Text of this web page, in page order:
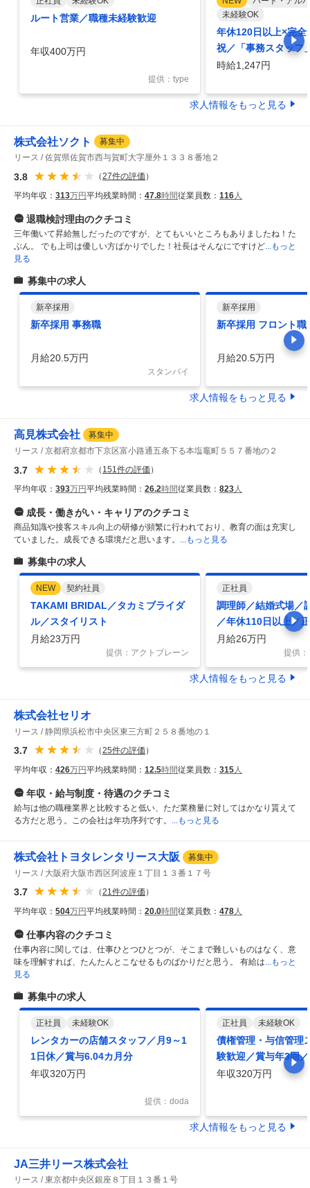
ルート営業／職種未経験歓迎
年収400万円
提供：type
未経験OK
年休120日以上×完全
祝／「事務スタッフ
時給1,247円
求人情報をもっと見る
株式会社ソクト
募集中
リース
佐賀県佐賀市西与賀町大字厘外１３３８番地２
3.8 （27件の評価 ）
平均年収： 313万円平均残業時間： 47.8時間従業員数： 116人
退職検討理由のクチコミ
三年働いて昇給無しだったのですが、とてもいいところもありましたね！た
ぶん。 でも上司は優しい方ばかりでした！社長はそんなにですけど...もっと
見る
募集中の求人
新卒採用
新卒採用 事務職
月給20.5万円
スタンバイ
新卒採用
新卒採用 フロント職
月給20.5万円
求人情報をもっと見る
高見株式会社
募集中
リース
京都府京都市下京区富小路通五条下る本塩竈町５５７番地の２
3.7 （ 151件の評価 ）
平均年収： 393万円平均残業時間： 26.2時間従業員数： 823人
成長・働きがい・キャリアのクチコミ
商品知識や接客スキル向上の研修が頻繁に行われており、教育の面は充実し
ていました。成長できる環境だと思います。 ...もっと見る
募集中の求人
NEW 契約社員
TAKAMI BRIDAL／タカミブライダ
ル／スタイリスト
月給23万円
提供：アクトブレーン
正社員
調理師／結婚式場／
／年休110日以上／
月給26万円
提供
求人情報をもっと見る
株式会社セリオ
リース 静岡県浜松市中央区東三方町２５８番地の１
3.7 （25件の評価 ）
平均年収： 426万円平均残業時間： 12.5時間従業員数： 315人
年収・給与制度・待遇のクチコミ
給与は他の職種業界と比較すると低い、ただ業務量に対してはかなり貰えて
る方だと思う。この会社は年功序列です。 ...もっと見る
株式会社トヨタレンタリース大阪
募集中
リース
大阪府大阪市西区阿波座１丁目１３番１７号
3.7 （21 件の評価 ）
平均年収： 504万円平均残業時間： 20.0時間従業員数： 478 人
仕事内容のクチコミ
仕事内容に関しては、仕事ひとつひとつが、そこまで難しいものはなく、意
味を理解すれば、たんたんとこなせるものばかりだと思う。 有給は ...もっと
見る
募集中の求人
正社員 未経験OK
レンタカーの店舗スタッフ／月9～1
1日休／賞与6.04カ月分
年収320万円
提供：doda
正社員 未経験OK
債権管理・与信管理
験歓迎／賞与年3回
年収320万円
求人情報をもっと見る
JA三井リース株式会社
リース 東京都中央区銀座８丁目１３番１号